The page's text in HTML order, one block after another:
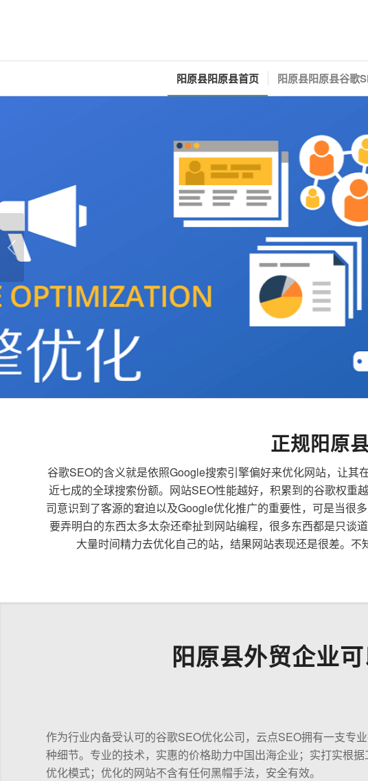
阳原县阳原县首页 阳原县阳原县谷歌
正规阳原
谷歌SEO的含义就是依照Google搜索引擎偏好来优化网站，让
近七成的全球搜索份额。网站SEO性能越好，积累到的谷歌权重
司意识到了客源的窘迫以及Google优化推广的重要性，可是当很
要弄明白的东西太多太杂还牵扯到网站编程，很多东西都是只谈
大量时间精力去优化自己的站，结果网站表现还是很差。
阳原县外贸企业
作为行业内备受认可的谷歌SEO优化公司，云点SEO拥有一支专
种细节。专业的技术，实惠的价格助力中国出海企业；实打实根
优化模式；优化的网站不含有任何黑帽手法，安全有效。